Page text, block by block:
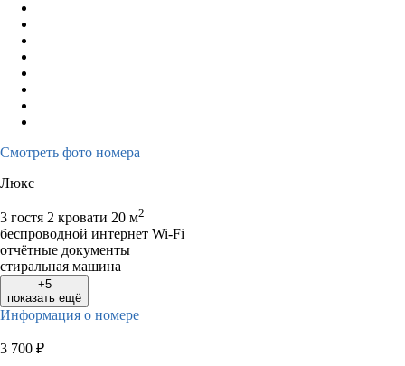
Смотреть фото номера
Люкс
3 гостя 2 кровати 20 м2
беспроводной интернет Wi-Fi
отчётные документы
стиральная машина
+5
показать ещё
Информация о номере
3 700 ₽